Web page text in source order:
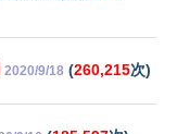
2020/9/18 (260,215次)